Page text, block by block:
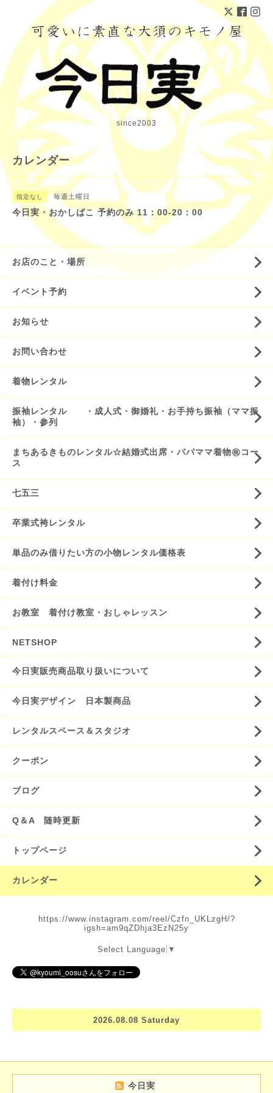
since2003
カレンダー
指定なし 毎週土曜日
今日実・おかしばこ 予約のみ 11：00-20：00
お店のこと・場所
イベント予約
お知らせ
お問い合わせ
着物レンタル
振袖レンタル ・成人式・御婚礼・お手持ち振袖（ママ振
袖）・参列
まちあるきものレンタル☆結婚式出席・パパママ着物㊗️コー
ス
七五三
卒業式袴レンタル
単品のみ借りたい方の小物レンタル価格表
着付け料金
お教室 着付け教室・おしゃレッスン
NETSHOP
今日実販売商品取り扱いについて
今日実デザイン 日本製商品
レンタルスペース＆スタジオ
クーポン
ブログ
Q＆A 随時更新
トップページ
カレンダー
https://www.instagram.com/reel/Czfn_UKLzgH/?
igsh=am9qZDhja3EzN25y
Select Language ▼
2026.08.08 Saturday
今日実